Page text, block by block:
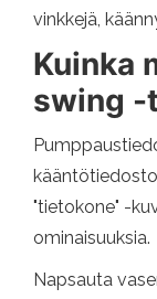
vinkkejä,
Kuinka
swing -
"tietokone" -
ominaisuuksia.
Napsauta